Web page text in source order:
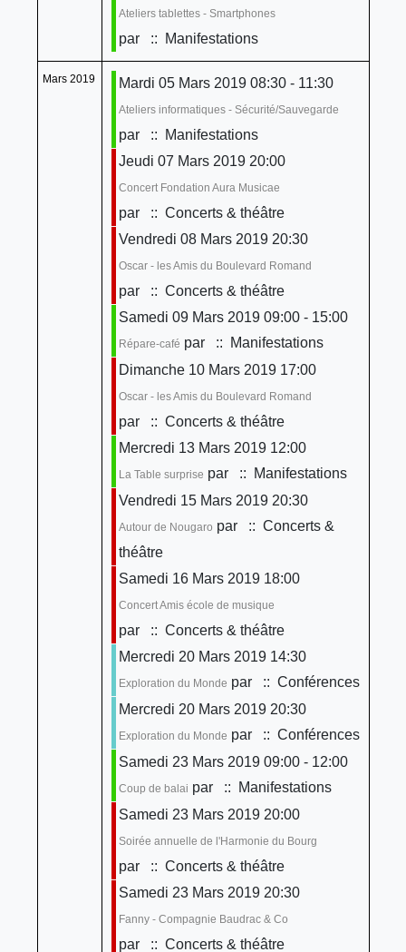
Ateliers tablettes - Smartphones
par :: Manifestations
Mars 2019 Mardi 05 Mars 2019 08:30 - 11:30
Ateliers informatiques - Sécurité/Sauvegarde
par
:: Manifestations
Jeudi 07 Mars 2019 20:00
Concert Fondation Aura Musicae
par
:: Concerts & théâtre
Vendredi 08 Mars 2019 20:30
Oscar - les Amis du Boulevard Romand
par
:: Concerts & théâtre
Samedi 09 Mars 2019 09:00 - 15:00
Répare-café par
:: Manifestations
Dimanche 10 Mars 2019 17:00
Oscar - les Amis du Boulevard Romand
par
:: Concerts & théâtre
Mercredi 13 Mars 2019 12:00
La Table surprise par
:: Manifestations
Vendredi 15 Mars 2019 20:30
Autour de Nougaro par
:: Concerts &
théâtre
Samedi 16 Mars 2019 18:00
Concert Amis école de musique
par
:: Concerts & théâtre
Mercredi 20 Mars 2019 14:30
Exploration du Monde par
:: Conférences
Mercredi 20 Mars 2019 20:30
Exploration du Monde par
:: Conférences
Samedi 23 Mars 2019 09:00 - 12:00
Coup de balai par
:: Manifestations
Samedi 23 Mars 2019 20:00
Soirée annuelle de l'Harmonie du Bourg
par
:: Concerts & théâtre
Samedi 23 Mars 2019 20:30
Fanny - Compagnie Baudrac & Co
par :: Concerts & théâtre